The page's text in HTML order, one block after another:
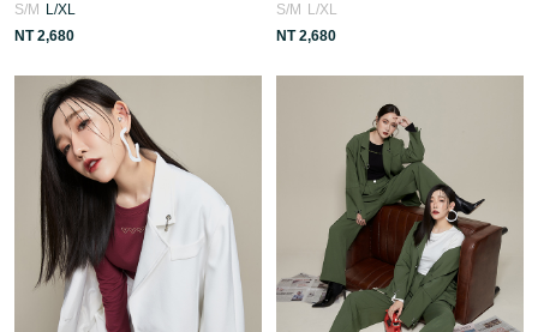
S/M
L/XL
NT 2,680
S/M
L/XL
NT 2,680